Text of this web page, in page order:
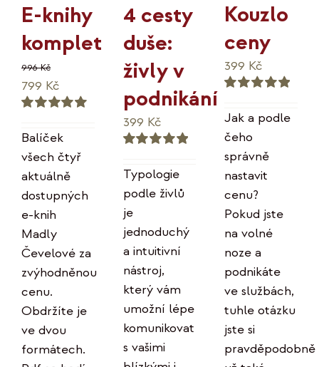
E-knihy
komplet
5.00z 5
996Kč
Původní
cena
996 Kč.
799 Kč
cena
799 Kč.
Balíček
všech čtyř
aktuálně
dostupných
e-knih
Madly
Čevelové za
zvýhodněnou
cenu.
Obdržíte je
ve dvou
formátech.
4 cesty
duše:
živly v
podnikání
5.00 z 5
399 Kč
Typologie
podle živlů
je
jednoduchý
a intuitivní
nástroj,
který vám
umožní lépe
komunikovat
s vašimi
Kouzlo
ceny
5.00 z 5
399 Kč
Jak a podle
čeho
správně
nastavit
cenu?
Pokud jste
na volné
noze a
podnikáte
ve službách,
tuhle otázku
jste si
pravděpodobně